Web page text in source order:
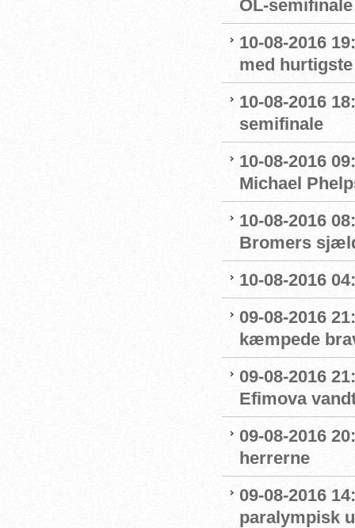
OL-
10-08-2016
med
10-08-2016
semifinale
10-08-2016
Michael
10-08-2016
Bromers
10-08-2016
09-08-2016
kæmpede
09-08-2016
Efimova
09-08-2016
herrerne
09-08-2016
paralympisk